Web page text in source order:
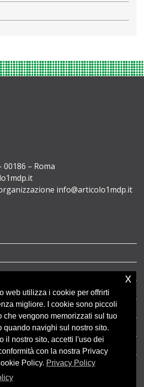
00186 – Roma
info@articolo1mdp.it
web utilizza i cookie per offrirti
migliore. I cookie sono piccoli
che vengono memorizzati sul tuo
quando navighi sul nostro sito.
il nostro sito, accetti l'uso dei
con la nostra Privacy
Policy. Privacy Policy
x